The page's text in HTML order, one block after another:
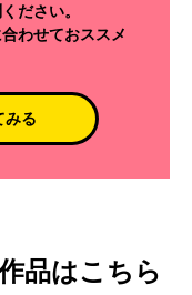
ださい。
わせておススメ
みる
品はこちら